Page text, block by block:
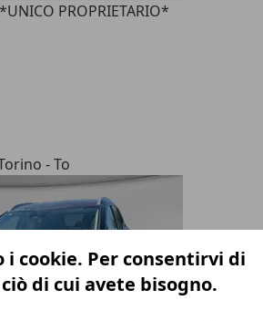
PROPRIETARIO*
- To
i cookie. Per consentirvi di
di cui avete bisogno.